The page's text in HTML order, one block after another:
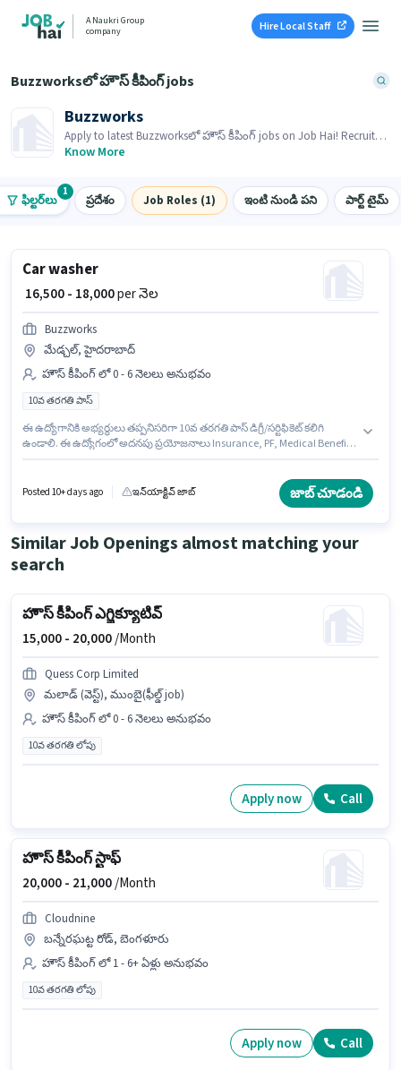
A Naukri Group
company
Hire Local Staff
Buzzworksలో హౌస్ కీపింగ్ jobs
Buzzworks
Apply to latest Buzzworksలో హౌస్ కీపింగ్ jobs on Job Hai! Recruiter
is actively hiring in your area.
Know More
ఫిల్టర్‌లు
1
ప్రదేశం Job Roles (1) ఇంటి నుండి పని పార్ట్ టైమ్
Car washer
₹ 16,500 - 18,000per నెల
Buzzworks
మేడ్చల్, హైదరాబాద్
హౌస్ కీపింగ్ లో 0 - 6 నెలలు అనుభవం
10వ తరగతి పాస్
ఈ ఉద్యోగానికి అభ్యర్థులు తప్పనిసరిగా 10వ తరగతి పాస్ డిగ్రీ/సర్టిఫికెట్ కలిగి
ఉండాలి. ఈ ఉద్యోగంలో అదనపు ప్రయోజనాలు Insurance, PF, Medical Benefits
కోసం అనుకూలంగా ఉంటుంది. మీరు నెలకు ₹18000 వరకు సంపాదించవచ్చు.
Posted 10+ days ago ఇన్‌యాక్టివ్ జాబ్ జాబ్ చూడండి
Similar Job Openings almost matching your
search
హౌస్ కీపింగ్ ఎగ్జిక్యూటివ్
15,000 - 20,000/Month
Quess Corp Limited
మలాడ్ (వెస్ట్), ముంబై(ఫీల్డ్ job)
హౌస్ కీపింగ్ లో 0 - 6 నెలలు అనుభవం
10వ తరగతి లోపు
Apply now Call
హౌస్ కీపింగ్ స్టాఫ్
20,000 - 21,000/Month
Cloudnine
బన్నేరఘట్ట రోడ్, బెంగళూరు
హౌస్ కీపింగ్ లో 1 - 6+ ఏళ్లు అనుభవం
10వ తరగతి లోపు
Apply now Call